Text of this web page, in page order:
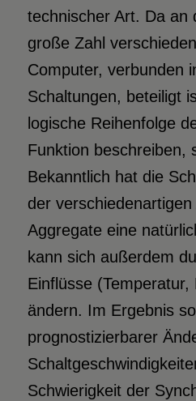
technischer Art. Da an
große Zahl
Computer, verbunden
Schaltungen, beteiligt
logische Reihenfolge
Funktion beschreiben,
Bekanntlich hat die
der verschiedenartigen
Aggregate eine
kann sich außerdem
Einflüsse
ändern. Im Ergebnis
prognostizierbarer
Schwierigkeit der